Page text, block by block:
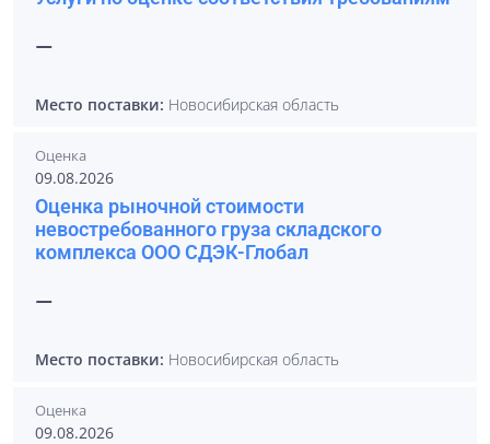
—
Место поставки: Новосибирская область
Оценка
09.08.2026
Оценка рыночной стоимости
невостребованного груза складского
комплекса ООО СДЭК-Глобал
—
Место поставки: Новосибирская область
Оценка
09.08.2026